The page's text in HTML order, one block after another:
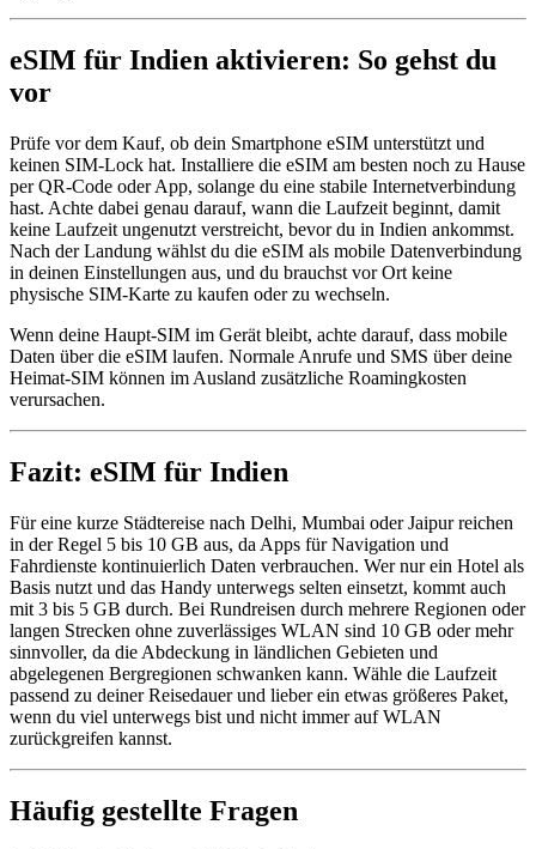
eSIM für Indien aktivieren: So gehst du
vor
Prüfe vor dem Kauf, ob dein Smartphone eSIM unterstützt und
keinen SIM-Lock hat. Installiere die eSIM am besten noch zu Hause
per QR-Code oder App, solange du eine stabile Internetverbindung
hast. Achte dabei genau darauf, wann die Laufzeit beginnt, damit
keine Laufzeit ungenutzt verstreicht, bevor du in Indien ankommst.
Nach der Landung wählst du die eSIM als mobile Datenverbindung
in deinen Einstellungen aus, und du brauchst vor Ort keine
physische SIM-Karte zu kaufen oder zu wechseln.
Wenn deine Haupt-SIM im Gerät bleibt, achte darauf, dass mobile
Daten über die eSIM laufen. Normale Anrufe und SMS über deine
Heimat-SIM können im Ausland zusätzliche Roamingkosten
verursachen.
Fazit: eSIM für Indien
Für eine kurze Städtereise nach Delhi, Mumbai oder Jaipur reichen
in der Regel 5 bis 10 GB aus, da Apps für Navigation und
Fahrdienste kontinuierlich Daten verbrauchen. Wer nur ein Hotel als
Basis nutzt und das Handy unterwegs selten einsetzt, kommt auch
mit 3 bis 5 GB durch. Bei Rundreisen durch mehrere Regionen oder
langen Strecken ohne zuverlässiges WLAN sind 10 GB oder mehr
sinnvoller, da die Abdeckung in ländlichen Gebieten und
abgelegenen Bergregionen schwanken kann. Wähle die Laufzeit
passend zu deiner Reisedauer und lieber ein etwas größeres Paket,
wenn du viel unterwegs bist und nicht immer auf WLAN
zurückgreifen kannst.
Häufig gestellte Fragen